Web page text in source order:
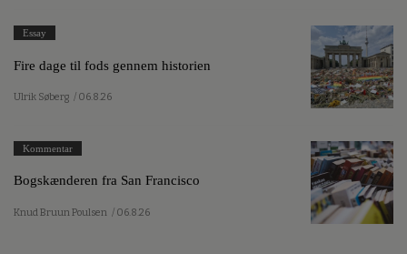
Essay
Fire dage til fods gennem historien
Ulrik Søberg / 06.8.26
Kommentar
Bogskænderen fra San Francisco
Knud Bruun Poulsen / 06.8.26